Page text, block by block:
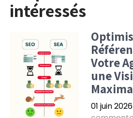
intéressés
Votre
une
01 juin 2026